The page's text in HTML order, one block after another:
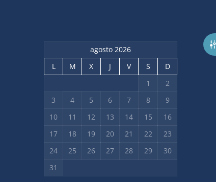
agosto 2026
L
M X J V S
D
1
2
3
4 5 6 7 8
9
10
11 12 13 14 15
16
17
18 19 20 21 22
23
24
25 26 27 28 29
30
31